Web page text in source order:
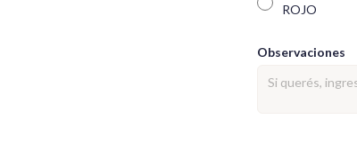
ROJO
Observaciones